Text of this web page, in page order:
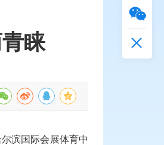
睐
滨国际会展体育中